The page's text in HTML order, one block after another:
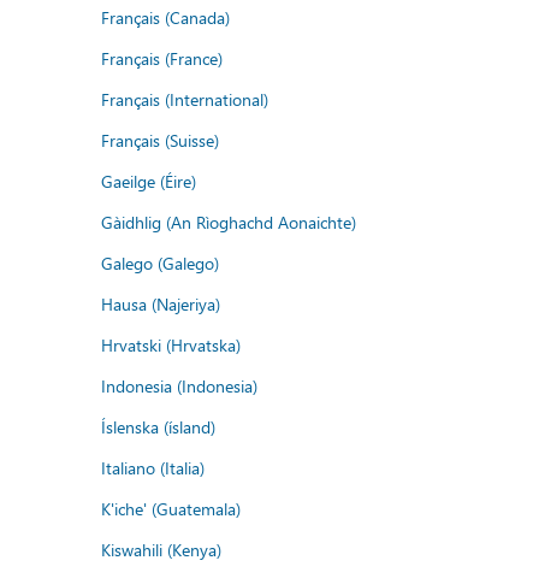
Français (Canada)
Français (France)
Français (International)
Français (Suisse)
Gaeilge (Éire)
Gàidhlig (An Rìoghachd Aonaichte)
Galego (Galego)
Hausa (Najeriya)
Hrvatski (Hrvatska)
Indonesia (Indonesia)
Íslenska (ísland)
Italiano (Italia)
K'iche' (Guatemala)
Kiswahili (Kenya)